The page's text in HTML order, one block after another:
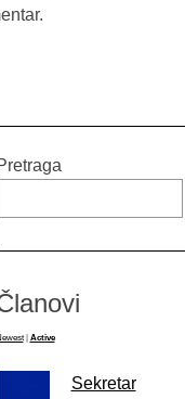
IZMEĐU DVA
Active
Sekretar